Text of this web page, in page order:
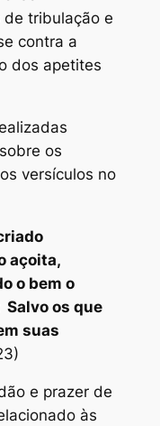
tribulação e
contra a
dos apetites
os
versículos no
açoita,
o bem o
os que
suas
e prazer de
às